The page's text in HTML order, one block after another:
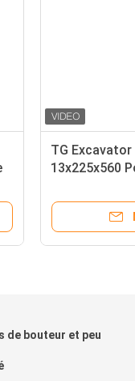
TG
13x225x560
de bouteur et peu